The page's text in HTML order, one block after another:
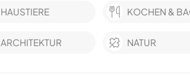
HAUSTIERE KOCHEN &
ARCHITEKTUR NATUR